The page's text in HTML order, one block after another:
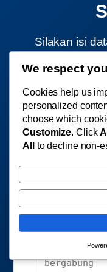
Silakan isi
DPC
We respect
Cookies help us
personalized
choose which
Customize. Click
All
to decline non-